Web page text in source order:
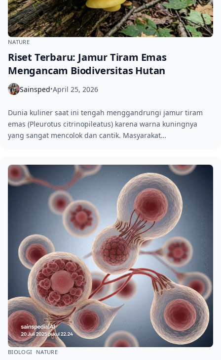
NATURE
Riset Terbaru: Jamur Tiram Emas
Mengancam Biodiversitas Hutan
Sainsped•April 25, 2026
Dunia kuliner saat ini tengah menggandrungi jamur tiram
emas (Pleurotus citrinopileatus) karena warna kuningnya
yang sangat mencolok dan cantik. Masyarakat…
BIOLOGI NATURE